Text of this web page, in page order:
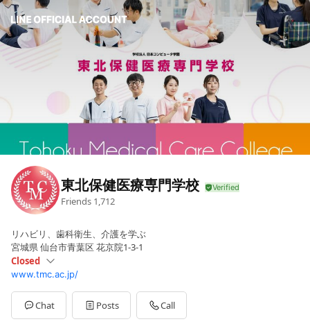
東北保健医療専門学校
Friends 1,712
リハビリ、歯科衛生、介護を学ぶ
宮城県 仙台市青葉区 花京院1-3-1
Closed
SunClosed
Mon09:00 - 17:45
Tue09:00 - 17:45
Wed09:00 - 17:45
www.tmc.ac.jp/
Chat Posts Call